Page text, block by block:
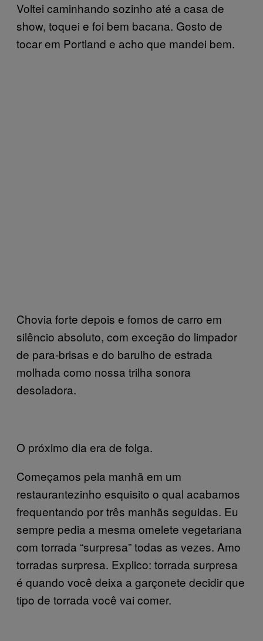
Voltei caminhando sozinho até a casa de
show, toquei e foi bem bacana. Gosto de
tocar em Portland e acho que mandei bem.
Chovia forte depois e fomos de carro em
silêncio absoluto, com exceção do limpador
de para-brisas e do barulho de estrada
molhada como nossa trilha sonora
desoladora.
O próximo dia era de folga.
Começamos pela manhã em um
restaurantezinho esquisito o qual acabamos
frequentando por três manhãs seguidas. Eu
sempre pedia a mesma omelete vegetariana
com torrada “surpresa” todas as vezes. Amo
torradas surpresa. Explico: torrada surpresa
é quando você deixa a garçonete decidir que
tipo de torrada você vai comer.